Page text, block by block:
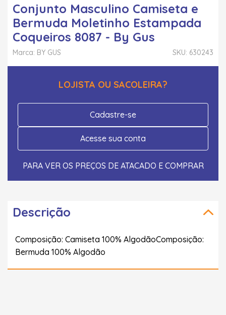
Conjunto Masculino Camiseta e
Bermuda Moletinho Estampada
Coqueiros 8087 - By Gus
SKU: 630243
Marca: BY GUS
LOJISTA OU SACOLEIRA?
Cadastre-se
Acesse sua conta
PARA VER OS PREÇOS DE ATACADO E COMPRAR
Descrição
Composição: Camiseta 100% AlgodãoComposição:
Bermuda 100% Algodão